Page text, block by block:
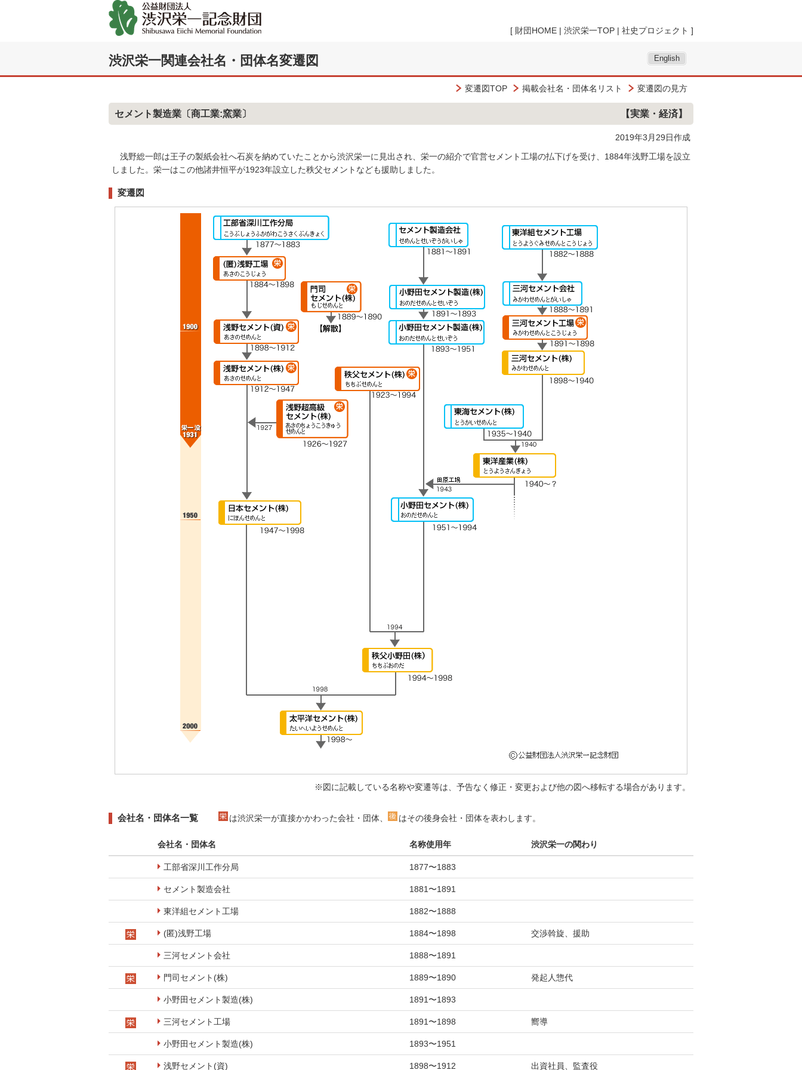
[ 財団HOME | 渋沢栄一TOP | 社史プロジェクト ]
English
渋沢栄一関連会社名・団体名変遷図
変遷図TOP 掲載会社名・団体名リスト 変遷図の見方
【実業・経済】
セメント製造業 〔商工業:窯業〕
2019年3月29日作成
浅野総一郎は王子の製紙会社へ石炭を納めていたことから渋沢栄一に見出され、栄一の紹介で官営セメント工場の払下げを受け、1884年浅野工場を設立
しました。栄一はこの他諸井恒平が1923年設立した秩父セメントなども援助しました。
変遷図
※図に記載している名称や変遷等は、予告なく修正・変更および他の図へ移転する場合があります。
会社名・団体名一覧 は渋沢栄一が直接かかわった会社・団体、 はその後身会社・団体を表わします。
会社名・団体名 名称使用年 渋沢栄一の関わり
工部省深川工作分局 1877〜1883
セメント製造会社 1881〜1891
東洋組セメント工場 1882〜1888
(匿)浅野工場 1884〜1898 交渉斡旋、援助
三河セメント会社 1888〜1891
門司セメント(株) 1889〜1890 発起人惣代
小野田セメント製造(株) 1891〜1893
三河セメント工場 1891〜1898 嚮導
小野田セメント製造(株) 1893〜1951
浅野セメント(資) 1898〜1912 出資社員、監査役